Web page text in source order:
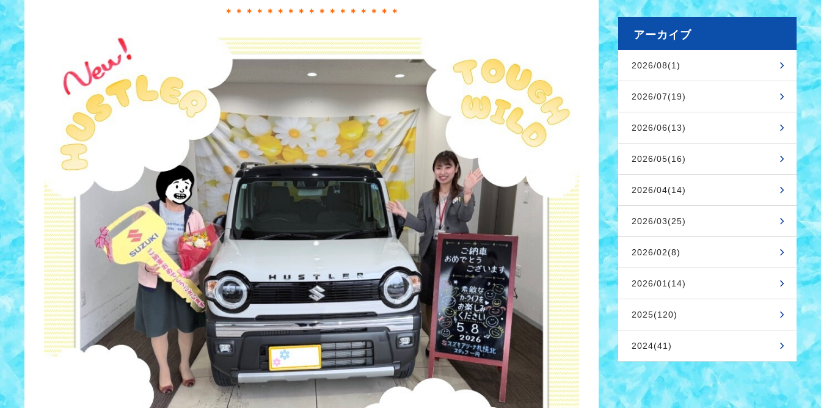
＊＊＊＊＊＊＊＊＊＊＊＊＊＊＊＊＊
アーカイブ
2026/08(1)
2026/07(19)
2026/06(13)
2026/05(16)
2026/04(14)
2026/03(25)
2026/02(8)
2026/01(14)
2025(120)
2024(41)